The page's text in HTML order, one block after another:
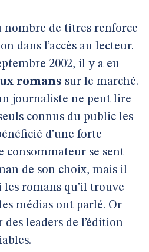
de titres renforce
dans l’accès au lecteur.
2002, il y a eu
romans sur le marché.
journaliste ne peut lire
connus du public les
d’une forte
consommateur se sent
de son choix, mais il
romans qu’il trouve
médias ont parlé. Or
leaders de l’édition